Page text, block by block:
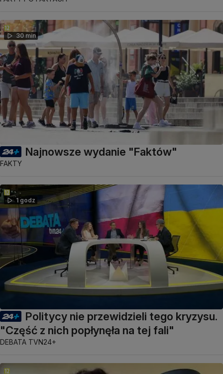
30 min
Najnowsze wydanie "Faktów"
FAKTY
1 godz
Politycy nie przewidzieli tego kryzysu.
"Część z nich popłynęła na tej fali"
DEBATA TVN24+